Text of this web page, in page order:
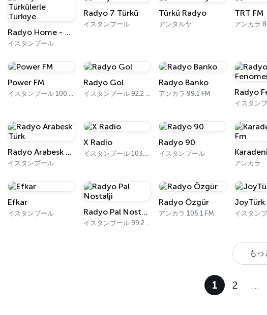
Radyo Home - Türkülerle Türkiye
イスタンブール
Radyo 7 Türkü
イスタンブール
Türkü Radyo
アンタルヤ
TRT FM
Power FM
イスタンブール 100.0 FM
Radyo Gol
イスタンブール 92.2 FM
Radyo Banko
アンカラ 99.1 FM
イスタン
Radyo Arabesk Türk
イスタンブール
X Radio
イスタンブール 103.8 FM
Radyo 90
イスタンブール
アンカラ
Efkar
イスタンブール Radyo Pal Nostalji
イスタンブール 99.2 FM
Radyo Özgür
アンカラ 105.1 FM
JoyTürk
もっ
1 2 …